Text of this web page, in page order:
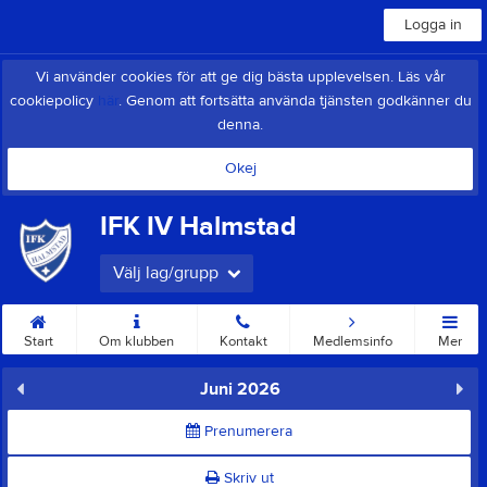
Logga in
Vi använder cookies för att ge dig bästa upplevelsen. Läs vår
cookiepolicy här. Genom att fortsätta använda tjänsten godkänner du
denna.
Okej
IFK IV Halmstad
Välj lag/grupp
Start Om klubben Kontakt Medlemsinfo Mer
Juni 2026
Prenumerera
Skriv ut